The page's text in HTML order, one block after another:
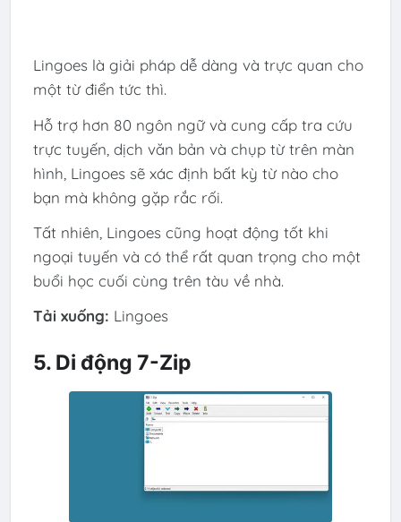
Lingoes là giải pháp dễ dàng và trực quan cho
một từ điển tức thì.
Hỗ trợ hơn 80 ngôn ngữ và cung cấp tra cứu
trực tuyến, dịch văn bản và chụp từ trên màn
hình, Lingoes sẽ xác định bất kỳ từ nào cho
bạn mà không gặp rắc rối.
Tất nhiên, Lingoes cũng hoạt động tốt khi
ngoại tuyến và có thể rất quan trọng cho một
buổi học cuối cùng trên tàu về nhà.
Tải xuống: Lingoes
5. Di động 7-Zip